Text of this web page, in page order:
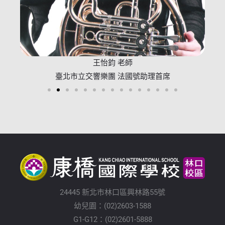
王怡鈞 老師
臺北市立交響樂團 法國號助理首席
24445 新北市林口區興林路55號
幼兒園：(02)2603-1588
G1-G12：(02)2601-5888